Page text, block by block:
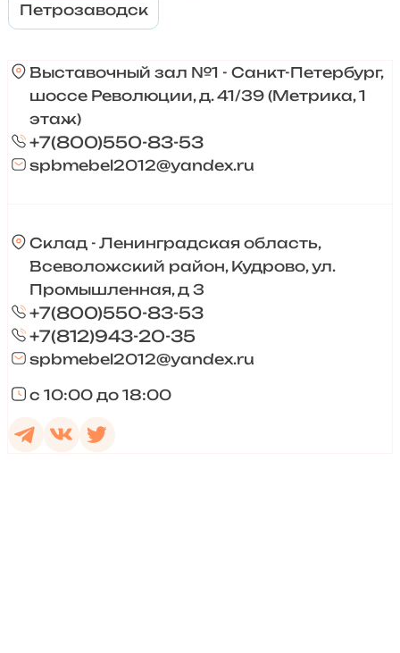
Петрозаводск
Выставочный зал №1 - Санкт-Петербург,
шоссе Революции, д. 41/39 (Метрика, 1
этаж)
+7(800)550-83-53
spbmebel2012@yandex.ru
Склад - Ленинградская область,
Всеволожский район, Кудрово, ул.
Промышленная, д 3
+7(800)550-83-53
+7(812)943-20-35
spbmebel2012@yandex.ru
с 10:00 до 18:00